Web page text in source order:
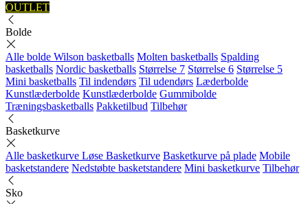
OUTLET
Bolde
Alle bolde Wilson basketballs Molten basketballs Spalding
basketballs Nordic basketballs Størrelse 7 Størrelse 6 Størrelse 5
Mini basketballs Til indendørs Til udendørs Læderbolde
Kunstlæderbolde Kunstlæderbolde Gummibolde
Træningsbasketballs Pakketilbud Tilbehør
Basketkurve
Alle basketkurve Løse Basketkurve Basketkurve på plade Mobile
basketstandere Nedstøbte basketstandere Mini basketkurve Tilbehør
Sko